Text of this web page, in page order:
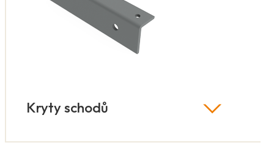
Kryty schodů